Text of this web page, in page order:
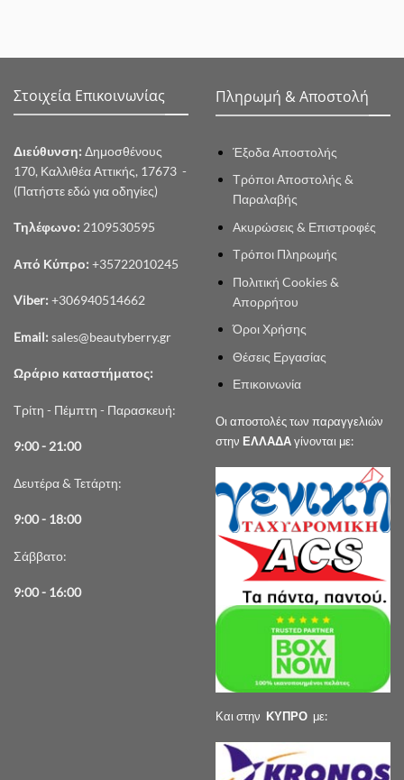
Στοιχεία Επικοινωνίας
Διεύθυνση: Δημοσθένους
170, Καλλιθέα Αττικής, 17673 -
(Πατήστε εδώ για οδηγίες)
Τηλέφωνο: 2109530595
Από Κύπρο: +35722010245
Viber: +306940514662
Email: sales@beautyberry.gr
Ωράριο καταστήματος:
Τρίτη - Πέμπτη - Παρασκευή:
9:00 - 21:00
Δευτέρα & Τετάρτη:
9:00 - 18:00
Σάββατο:
9:00 - 16:00
Πληρωμή & Αποστολή
Έξοδα Αποστολής
Τρόποι Αποστολής &
Παραλαβής
Ακυρώσεις & Επιστροφές
Τρόποι Πληρωμής
Πολιτική Cookies &
Απορρήτου
Όροι Χρήσης
Θέσεις Εργασίας
Επικοινωνία
Οι αποστολές των παραγγελιών
στην ΕΛΛΑΔΑγίνονται με:
Και στην ΚΥΠΡΟ με: